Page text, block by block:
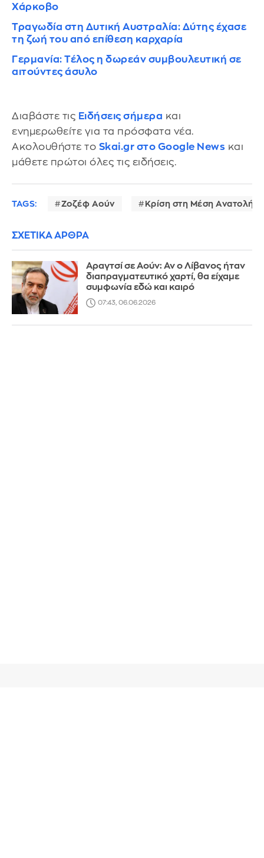
Χάρκοβο
Τραγωδία στη Δυτική Αυστραλία: Δύτης έχασε
τη ζωή του από επίθεση καρχαρία
Γερμανία: Τέλος η δωρεάν συμβουλευτική σε
αιτούντες άσυλο
Διαβάστε τις Ειδήσεις σήμερα και
ενημερωθείτε για τα πρόσφατα νέα.
Ακολουθήστε το Skai.gr στο Google News και
μάθετε πρώτοι όλες τις ειδήσεις.
TAGS: Ζοζέφ Αούν Κρίση στη Μέση Ανατολή
ΣΧΕΤΙΚΑ ΑΡΘΡΑ
Αραγτσί σε Αούν: Αν ο Λίβανος ήταν
διαπραγματευτικό χαρτί, θα είχαμε
συμφωνία εδώ και καιρό
07:43, 06.06.2026